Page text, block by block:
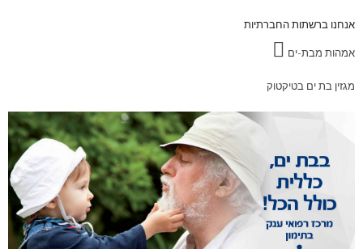
אנחנו ברשתות החברתיות
אמהות מבת-ים
מגזין בת ים בטיקטוק